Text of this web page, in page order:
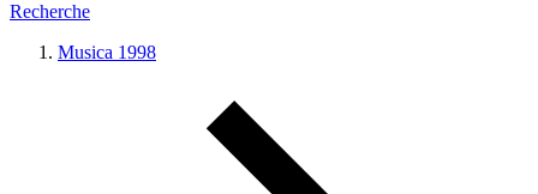
Recherche
Musica 1998